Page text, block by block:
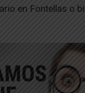
en Fontellas o